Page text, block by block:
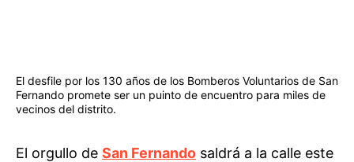
El desfile por los 130 años de los Bomberos Voluntarios de San
Fernando promete ser un puinto de encuentro para miles de
vecinos del distrito.
El orgullo de San Fernando saldrá a la calle este